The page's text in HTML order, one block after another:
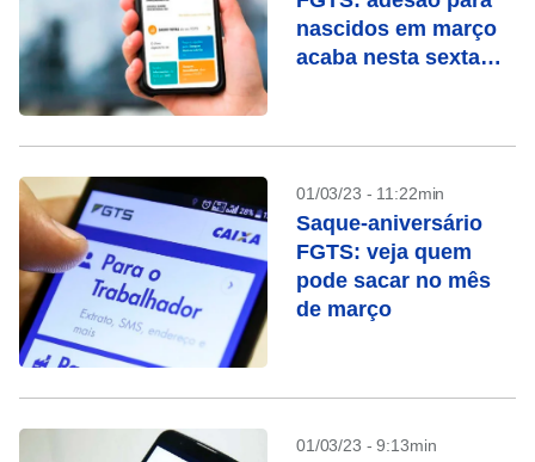
nascidos em março
acaba nesta sexta
01/03/23 - 11:22min
Saque-aniversário
FGTS: veja quem
pode sacar no mês
de março
01/03/23 - 9:13min